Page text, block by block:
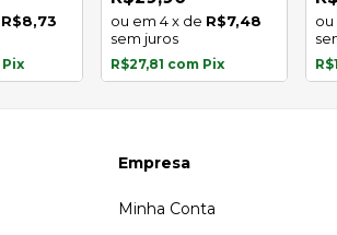
R$8,73
Pix
4x de R$7,48
sem juros
R$27,81 com Pix
Empresa
Minha Conta